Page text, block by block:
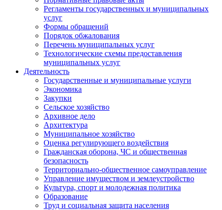
Регламенты государственных и муниципальных
услуг
Формы обращений
Порядок обжалования
Перечень муниципальных услуг
Технологические схемы предоставления
муниципальных услуг
Деятельность
Государственные и муниципальные услуги
Экономика
Закупки
Сельское хозяйство
Архивное дело
Архитектура
Муниципальное хозяйство
Оценка регулирующего воздействия
Гражданская оборона, ЧС и общественная
безопасность
Территориально-общественное самоуправление
Управление имуществом и землеустройство
Культура, спорт и молодежная политика
Образование
Труд и социальная защита населения